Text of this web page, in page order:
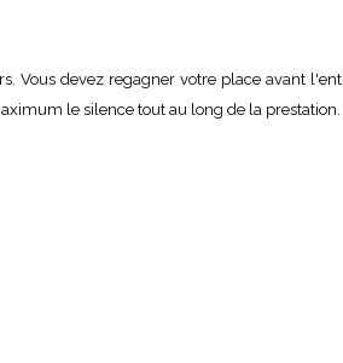
devez regagner votre place avant
le silence tout au long de la prestation.